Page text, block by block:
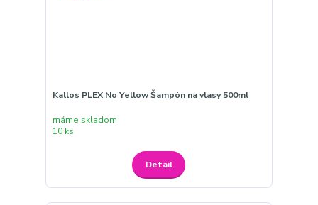
Kallos PLEX No Yellow Šampón na vlasy 500ml
máme skladom
10 ks
Detail